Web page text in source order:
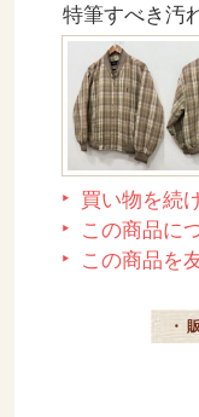
特筆すべき汚
買い物を続
この商品に
この商品を
・